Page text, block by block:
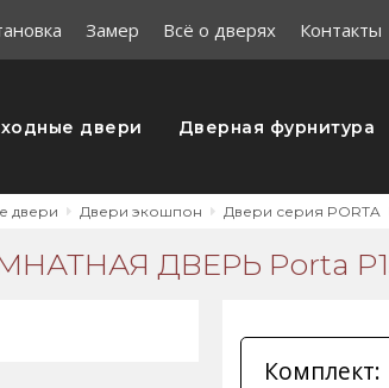
Замер Всё о дверях Контакты
двери Дверная фурнитура
двери Двери экошпон Двери серия PORTA
ДВЕРЬ Porta
Комплект: